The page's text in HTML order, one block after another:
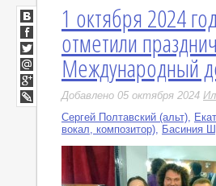
1 октября 2024
отметили
Международный
Добавлено 05 октября 2024
Сергей Полтавский (альт)
вокал, композитор) Басиния
ВКонтакте
Facebook
Twitter
Мой
Мир
Google+
LiveJournal